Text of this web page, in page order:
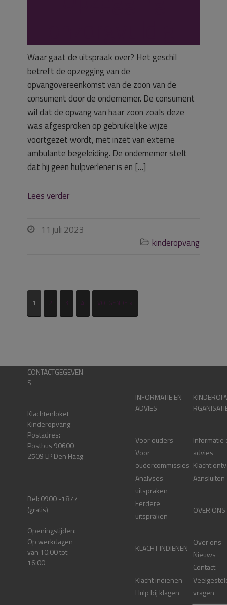
Waar gaat de uitspraak over? Het geschil
betreft de opzegging van de
opvangovereenkomst van de zoon van de
consument door de ondernemer. De consument
wil dat de opvang van haar zoon zoals deze
was afgesproken op gebruikelijke wijze
voortgezet wordt, met inzet van externe
ambulante begeleiding. De ondernemer stelt
dat hij geen hulpverlener is en […]
Lees verder
 11 juli 2023
 kinderopvang
1 2 3 4 VOLGENDE »
CONTACTGEGEVEN
S
Klachtenloket
Kinderopvang
Postadres:
Postbus 90600
2509 LP Den Haag
Bel: 0900 -1877
(gratis)
Openingstijden:
Op werkdagen
van 10:00 tot
16:00
INFORMATIE EN
ADVIES
Voor ouders
Voor
oudercommissies
Analyses
uitspraken
Eerdere
uitspraken
KLACHT INDIENEN
Klacht indienen
Hulp bij klagen
Informatie
advies
Klacht
Aansluiten
OVER ONS
Over ons
Nieuws
Contact
vragen